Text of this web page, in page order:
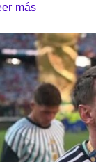
más